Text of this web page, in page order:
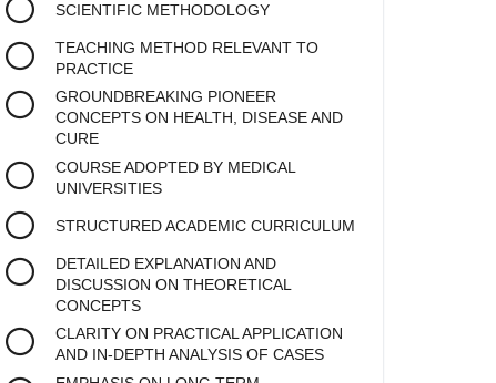
SCIENTIFIC METHODOLOGY
TEACHING METHOD RELEVANT TO
PRACTICE
GROUNDBREAKING PIONEER
CONCEPTS ON HEALTH, DISEASE AND
CURE
COURSE ADOPTED BY MEDICAL
UNIVERSITIES
STRUCTURED ACADEMIC CURRICULUM
DETAILED EXPLANATION AND
DISCUSSION ON THEORETICAL
CONCEPTS
CLARITY ON PRACTICAL APPLICATION
AND IN-DEPTH ANALYSIS OF CASES